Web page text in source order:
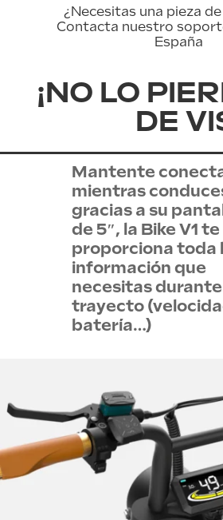
¿Necesitas una pieza
Contacta nuestro
España
¡NO LO
DE
Mantente
mientras
gracias a su
de 5″, la Bike V1 te
proporciona toda
información que
necesitas
trayecto
batería…)